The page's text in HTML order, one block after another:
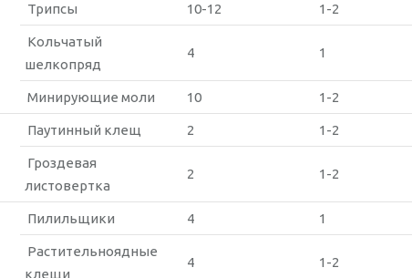
Трипсы 10-12 1-2
Кольчатый
шелкопряд
4 1
Минирующие моли 10 1-2
Паутинный клещ 2 1-2
Гроздевая
листовертка
2 1-2
Пилильщики 4 1
Растительноядные
клещи
4 1-2